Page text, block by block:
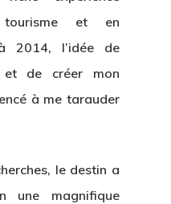
tourisme et en
2014, l’idée de
et de créer mon
à me tarauder
le destin a
une magnifique